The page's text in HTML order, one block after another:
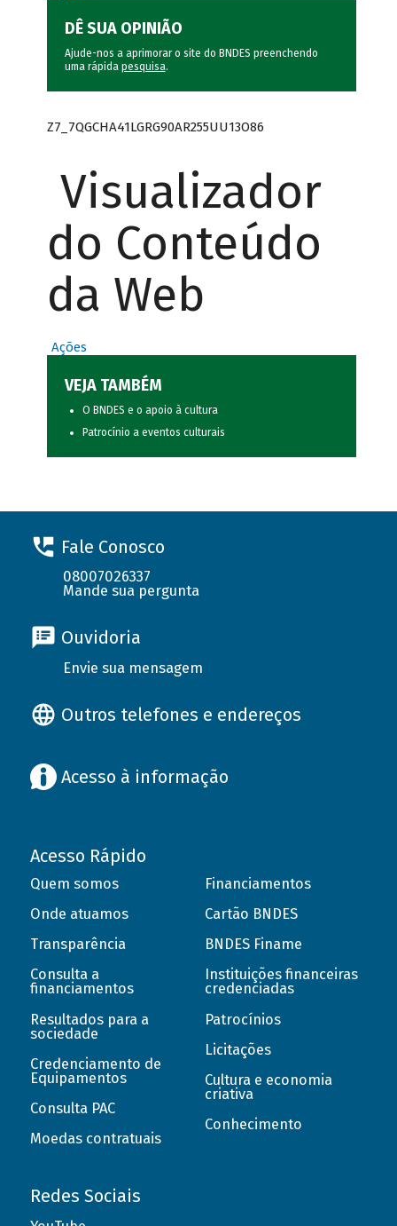
DÊ SUA OPINIÃO
Ajude-nos a aprimorar o site do BNDES preenchendo
uma rápida pesquisa.
Z7_7QGCHA41LGRG90AR255UU13O86
Visualizador
do Conteúdo
da Web
Ações
VEJA TAMBÉM
O BNDES e o apoio à cultura
Patrocínio a eventos culturais
Fale Conosco
08007026337
Mande sua pergunta
Ouvidoria
Envie sua mensagem
Outros telefones e endereços
Acesso à informação
Acesso Rápido
Quem somos
Onde atuamos
Transparência
Consulta a
financiamentos
Resultados para a
sociedade
Credenciamento de
Equipamentos
Consulta PAC
Moedas contratuais
Financiamentos
Cartão BNDES
BNDES Finame
Instituições financeiras
credenciadas
Patrocínios
Licitações
Cultura e economia
criativa
Conhecimento
Redes Sociais